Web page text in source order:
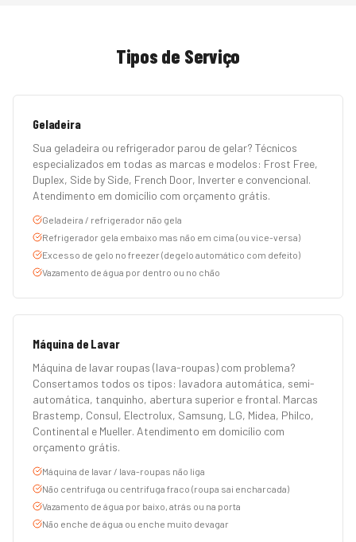
Tipos de Serviço
Geladeira
Sua geladeira ou refrigerador parou de gelar? Técnicos
especializados em todas as marcas e modelos: Frost Free,
Duplex, Side by Side, French Door, Inverter e convencional.
Atendimento em domicílio com orçamento grátis.
Geladeira / refrigerador não gela
Refrigerador gela embaixo mas não em cima (ou vice-versa)
Excesso de gelo no freezer (degelo automático com defeito)
Vazamento de água por dentro ou no chão
Máquina de Lavar
Máquina de lavar roupas (lava-roupas) com problema?
Consertamos todos os tipos: lavadora automática, semi-
automática, tanquinho, abertura superior e frontal. Marcas
Brastemp, Consul, Electrolux, Samsung, LG, Midea, Philco,
Continental e Mueller. Atendimento em domicílio com
orçamento grátis.
Máquina de lavar / lava-roupas não liga
Não centrifuga ou centrifuga fraco (roupa sai encharcada)
Vazamento de água por baixo, atrás ou na porta
Não enche de água ou enche muito devagar